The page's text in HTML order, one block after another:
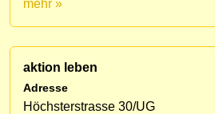
mehr »
aktion leben
Adresse
Höchsterstrasse 30/UG